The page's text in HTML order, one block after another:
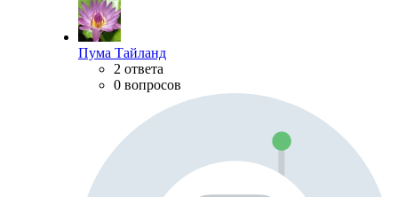
Пума Тайланд
2 ответа
0 вопросов